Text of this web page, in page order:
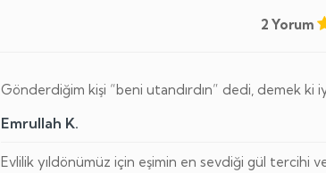
2 Yorum
Gönderdiğim kişi “beni utandırdın” dedi, demek ki
Emrullah K.
Evlilik yıldönümüz için eşimin en sevdiği gül tercihi